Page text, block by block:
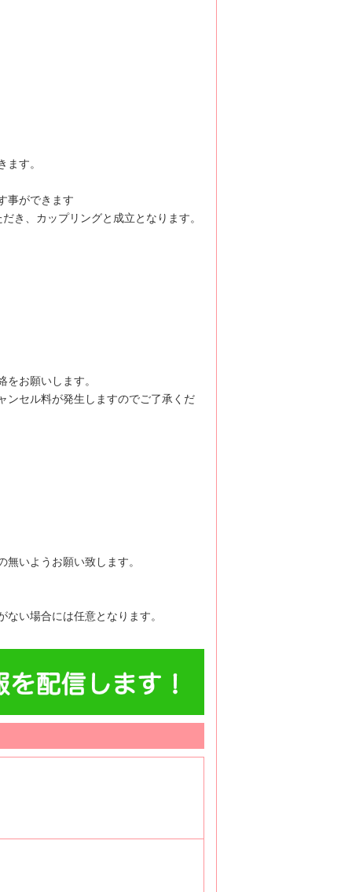
す。
事ができます
き、カップリングと成立となります。
お願いします。
ンセル料が発生しますのでご了承くだ
いようお願い致します。
い場合には任意となります。